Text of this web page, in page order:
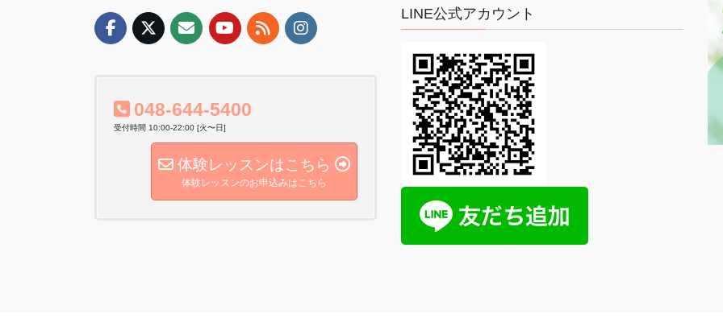
048-644-5400
受付時間 10:00-22:00 [火〜日]
体験レッスンはこちら
体験レッスンのお申込みはこちら
LINE公式アカウント